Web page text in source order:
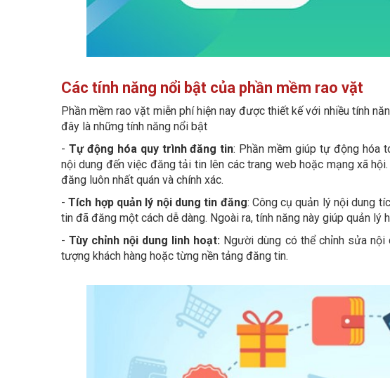
Các tính năng nổi bật của phần mềm rao vặt
Phần mềm rao vặt miễn phí hiện nay được thiết kế với nhiều tính
đây là những tính năng nổi bật
- Tự động hóa quy trình đăng tin: Phần mềm giúp tự động hóa
nội dung đến việc đăng tải tin lên các trang web hoặc mạng xã
đăng luôn nhất quán và chính xác.
-Tích hợp quản lý nội dung tin đăng: Công cụ quản lý nội dung
tin đã đăng một cách dễ dàng. Ngoài ra, tính năng này giúp quản
- Tùy chỉnh nội dung linh hoạt: Người dùng có thể chỉnh sửa
tượng khách hàng hoặc từng nền tảng đăng tin.